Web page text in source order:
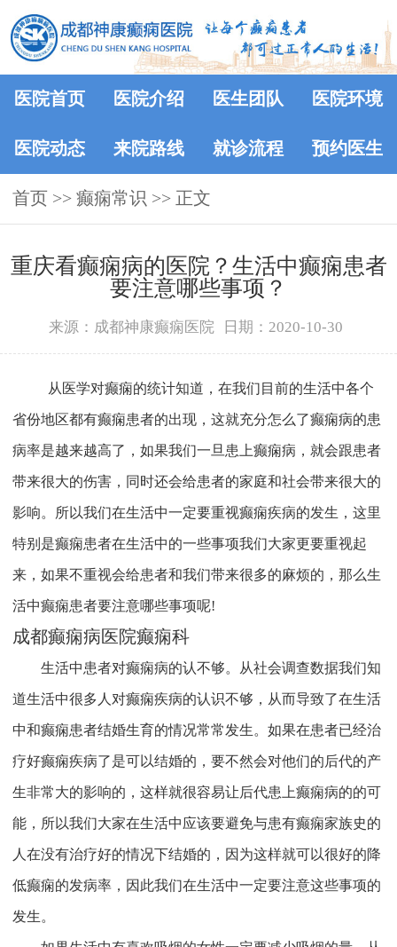
医院首页 医院介绍 医生团队 医院环境
医院动态 来院路线 就诊流程 预约医生
首页 >> 癫痫常识 >> 正文
重庆看癫痫病的医院？生活中癫痫患者
要注意哪些事项？
来源：成都神康癫痫医院 日期：2020-10-30
从医学对癫痫的统计知道，在我们目前的生活中各个
省份地区都有癫痫患者的出现，这就充分怎么了癫痫病的患
病率是越来越高了，如果我们一旦患上癫痫病，就会跟患者
带来很大的伤害，同时还会给患者的家庭和社会带来很大的
影响。所以我们在生活中一定要重视癫痫疾病的发生，这里
特别是癫痫患者在生活中的一些事项我们大家更要重视起
来，如果不重视会给患者和我们带来很多的麻烦的，那么生
活中癫痫患者要注意哪些事项呢!
成都癫痫病医院癫痫科
生活中患者对癫痫病的认不够。从社会调查数据我们知
道生活中很多人对癫痫疾病的认识不够，从而导致了在生活
中和癫痫患者结婚生育的情况常常发生。如果在患者已经治
疗好癫痫疾病了是可以结婚的，要不然会对他们的后代的产
生非常大的影响的，这样就很容易让后代患上癫痫病的的可
能，所以我们大家在生活中应该要避免与患有癫痫家族史的
人在没有治疗好的情况下结婚的，因为这样就可以很好的降
低癫痫的发病率，因此我们在生活中一定要注意这些事项的
发生。